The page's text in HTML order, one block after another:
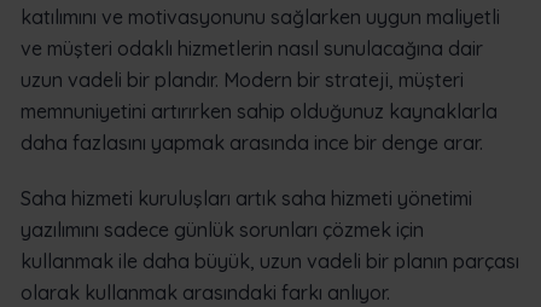
katılımını ve motivasyonunu sağlarken uygun maliyetli
ve müşteri odaklı hizmetlerin nasıl sunulacağına dair
uzun vadeli bir plandır. Modern bir strateji, müşteri
memnuniyetini artırırken sahip olduğunuz kaynaklarla
daha fazlasını yapmak arasında ince bir denge arar.
Saha hizmeti kuruluşları artık saha hizmeti yönetimi
yazılımını sadece günlük sorunları çözmek için
kullanmak ile daha büyük, uzun vadeli bir planın parçası
olarak kullanmak arasındaki farkı anlıyor.